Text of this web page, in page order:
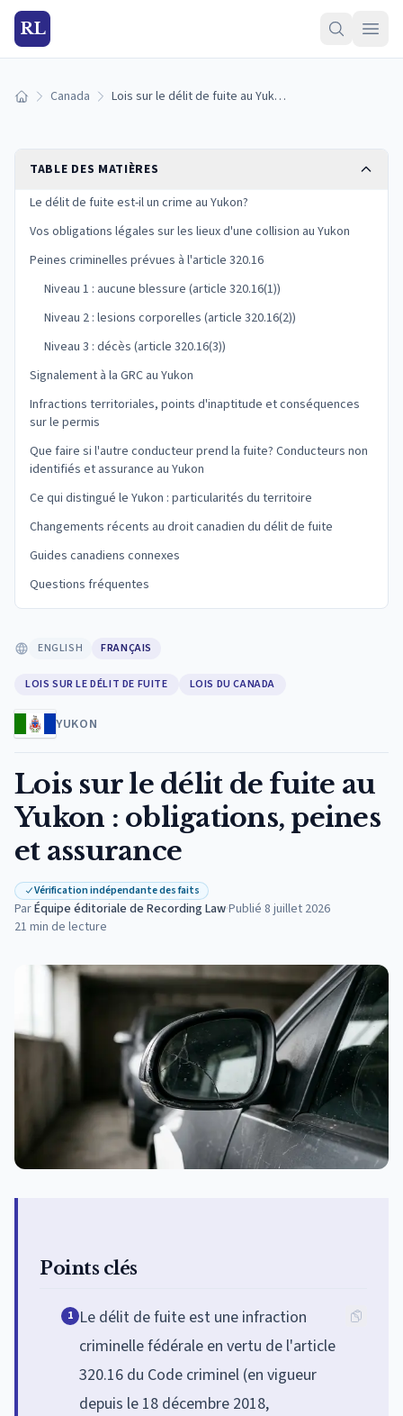
RL
AccueilCanada Lois sur le délit de fuite au Yukon : obligations, peines et assurance
TABLE DES MATIÈRES
Le délit de fuite est-il un crime au Yukon?
Vos obligations légales sur les lieux d'une collision au Yukon
Peines criminelles prévues à l'article 320.16
Niveau 1 : aucune blessure (article 320.16(1))
Niveau 2 : lesions corporelles (article 320.16(2))
Niveau 3 : décès (article 320.16(3))
Signalement à la GRC au Yukon
Infractions territoriales, points d'inaptitude et conséquences
sur le permis
Que faire si l'autre conducteur prend la fuite? Conducteurs non
identifiés et assurance au Yukon
Ce qui distingué le Yukon : particularités du territoire
Changements récents au droit canadien du délit de fuite
Guides canadiens connexes
Questions fréquentes
ENGLISH FRANÇAIS
LOIS SUR LE DÉLIT DE FUITE LOIS DU CANADA
YUKON
Lois sur le délit de fuite au
Yukon : obligations, peines
et assurance
Vérification indépendante des faits
ParÉquipe éditoriale de Recording Law·Publié 8 juillet 2026
21 min de lecture
Points clés
1 Le délit de fuite est une infraction
criminelle fédérale en vertu de l'article
320.16 du Code criminel (en vigueur
depuis le 18 décembre 2018,